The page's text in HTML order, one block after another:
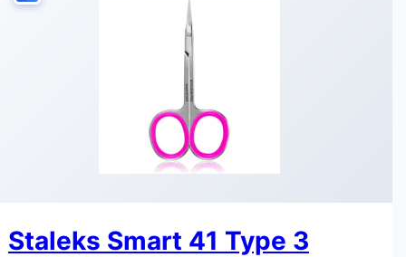
Staleks Smart 41 Type 3